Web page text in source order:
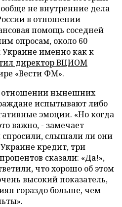
не внутренние дела
в отношении
помощь соседней
опросам, около 60
Украине именно как к
директор ВЦИОМ
«Вести ФМ».
отношении нынешних
испытывают либо
эмоции. «Но когда
важно, - замечает
спросили, слышали ли они
кредит, три
сказали: «Да!»,
что хорошо об этом
высокий показатель,
гораздо больше, чем